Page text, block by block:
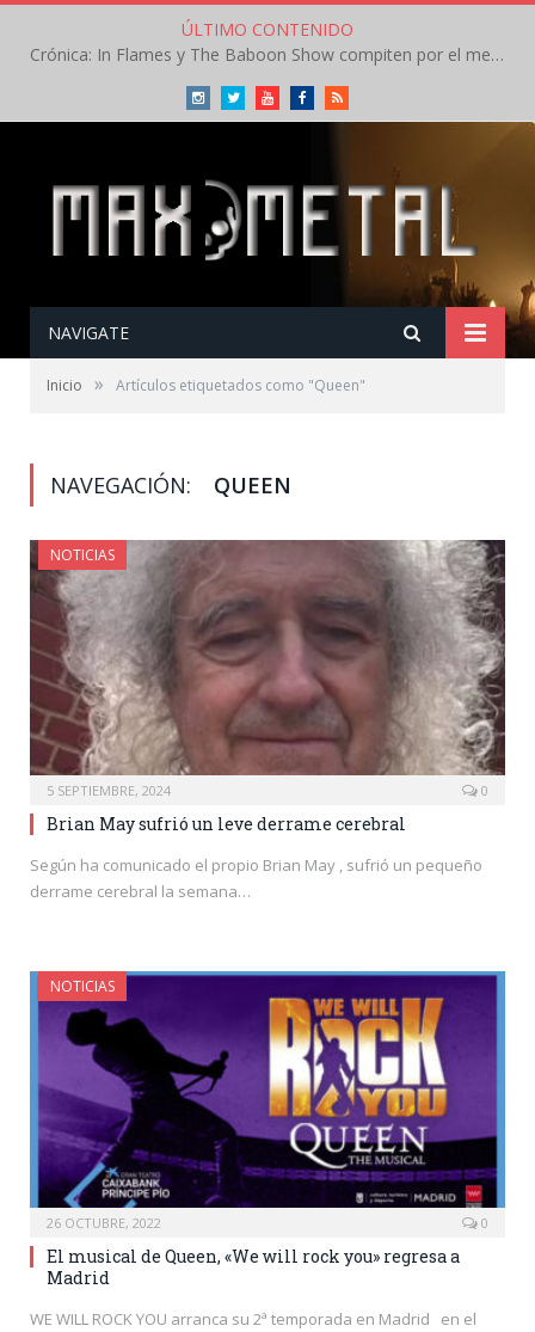
ÚLTIMO CONTENIDO
Crónica: In Flames y The Baboon Show compiten por el mejor concierto del día en el Leyendas del Rock – Viernes – Agosto 2026
InstagramTwitterYoutubeFacebookRSS
NAVIGATE
Inicio » Artículos etiquetados como "Queen"
NAVEGACIÓN: QUEEN
NOTICIAS
5 SEPTIEMBRE, 2024 0
Brian May sufrió un leve derrame cerebral
Según ha comunicado el propio Brian May , sufrió un pequeño
derrame cerebral la semana…
NOTICIAS
26 OCTUBRE, 2022 0
El musical de Queen, «We will rock you» regresa a
Madrid
WE WILL ROCK YOU arranca su 2ª temporada en Madrid en el